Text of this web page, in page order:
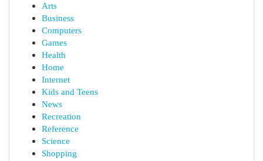
Arts
Business
Computers
Games
Health
Home
Internet
Kids and Teens
News
Recreation
Reference
Science
Shopping